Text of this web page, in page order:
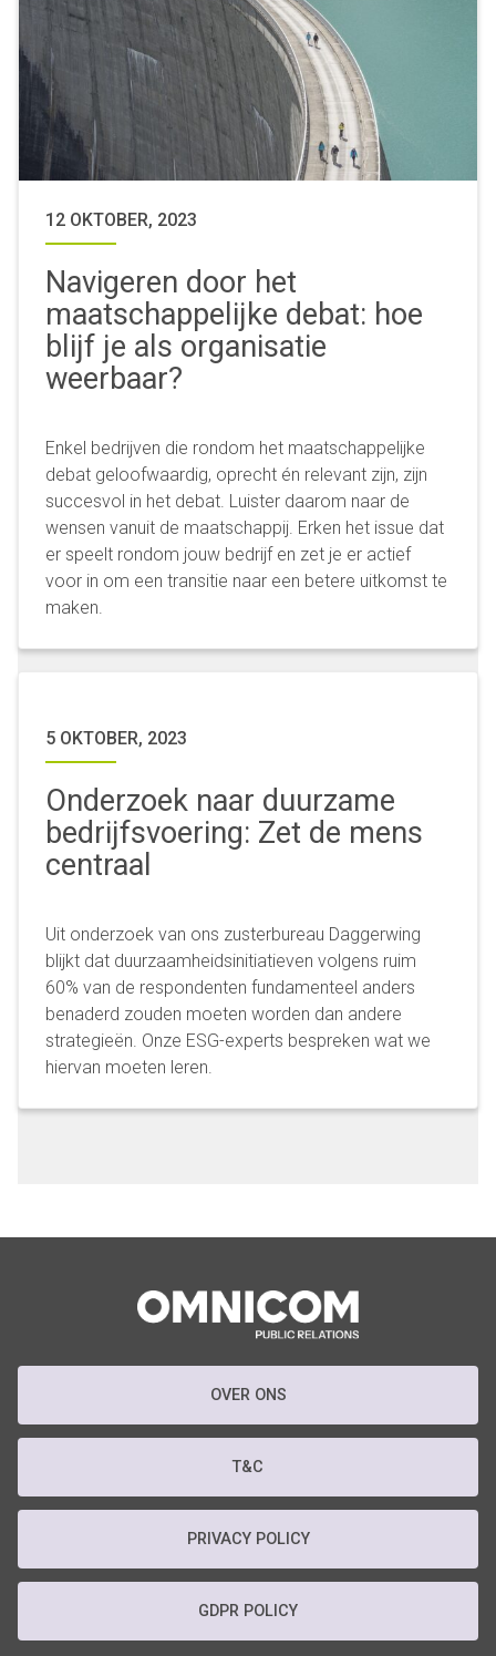
12 OKTOBER, 2023
Navigeren door het
maatschappelijke debat: hoe
blijf je als organisatie
weerbaar?
Enkel bedrijven die rondom het maatschappelijke
debat geloofwaardig, oprecht én relevant zijn, zijn
succesvol in het debat. Luister daarom naar de
wensen vanuit de maatschappij. Erken het issue dat
er speelt rondom jouw bedrijf en zet je er actief
voor in om een transitie naar een betere uitkomst te
maken.
5 OKTOBER, 2023
Onderzoek naar duurzame
bedrijfsvoering: Zet de mens
centraal
Uit onderzoek van ons zusterbureau Daggerwing
blijkt dat duurzaamheidsinitiatieven volgens ruim
60% van de respondenten fundamenteel anders
benaderd zouden moeten worden dan andere
strategieën. Onze ESG-experts bespreken wat we
hiervan moeten leren.
OVER ONS
T&C
PRIVACY POLICY
GDPR POLICY